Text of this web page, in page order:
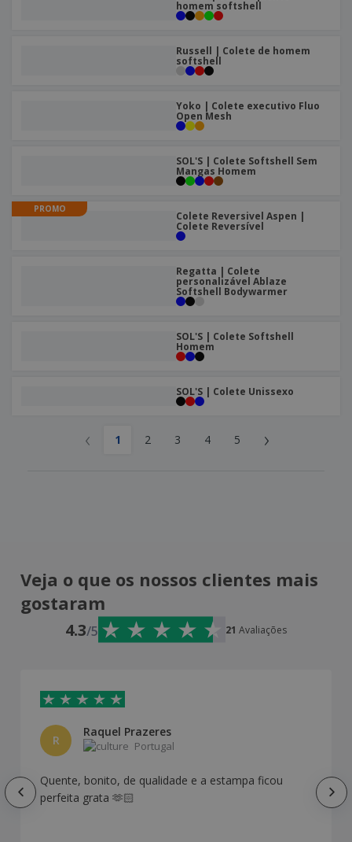
homem softshell
Russell | Colete de homem
softshell
Yoko | Colete executivo Fluo
Open Mesh
SOL'S | Colete Softshell Sem
Mangas Homem
PROMO
Colete Reversivel Aspen |
Colete Reversível
Regatta | Colete
personalizável Ablaze
Softshell Bodywarmer
SOL'S | Colete Softshell
Homem
SOL'S | Colete Unissexo
‹ 1 2 3 4 5 ›
Veja o que os nossos clientes mais
gostaram
4.3/5 21 Avaliações
R
Raquel Prazeres
Portugal
Quente, bonito, de qualidade e a estampa ficou
perfeita grata 🫶🏻